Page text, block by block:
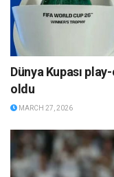
Dünya Kupası
oldu
MARCH 27, 2026